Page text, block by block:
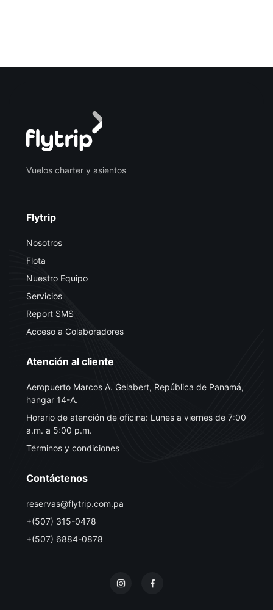
Vuelos charter y asientos
Flytrip
Nosotros
Flota
Nuestro Equipo
Servicios
Report SMS
Acceso a Colaboradores
Atención al cliente
Aeropuerto Marcos A. Gelabert, República de Panamá,
hangar 14-A.
Horario de atención de oficina: Lunes a viernes de 7:00
a.m. a 5:00 p.m.
Términos y condiciones
Contáctenos
reservas@flytrip.com.pa
+(507) 315-0478
+(507) 6884-0878